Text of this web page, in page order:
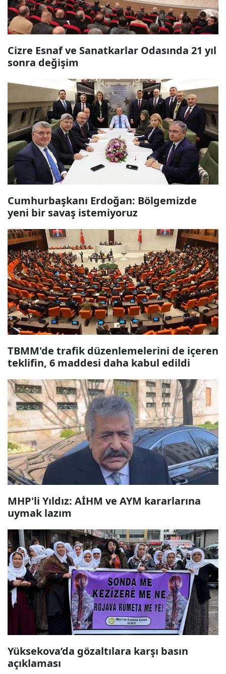
Cizre Esnaf ve Sanatkarlar Odasında 21 yıl
sonra değişim
Cumhurbaşkanı Erdoğan: Bölgemizde
yeni bir savaş istemiyoruz
TBMM'de trafik düzenlemelerini de içeren
teklifin, 6 maddesi daha kabul edildi
MHP'li Yıldız: AİHM ve AYM kararlarına
uymak lazım
Yüksekova’da gözaltılara karşı basın
açıklaması